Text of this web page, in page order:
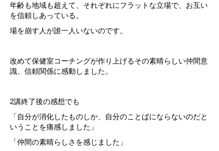
年齢も地域も超えて、それぞれにフラットな立場で、お互い
を信頼しあっている。
場を崩す人が誰一人いないのです。
改めて保健室コーチングが作り上げるその素晴らしい仲間意
識、信頼関係に感動しました。
2講終了後の感想でも
「自分が消化したものしか、自分のことばにならないのだと
いうことを痛感しました」
「仲間の素晴らしさを感じました」